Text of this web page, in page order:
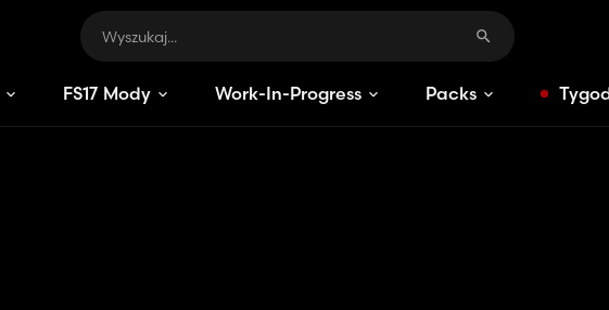
FS17 Mody Work-In-Progress Packs